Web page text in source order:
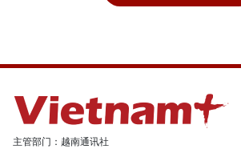
主管部门：越南通讯社